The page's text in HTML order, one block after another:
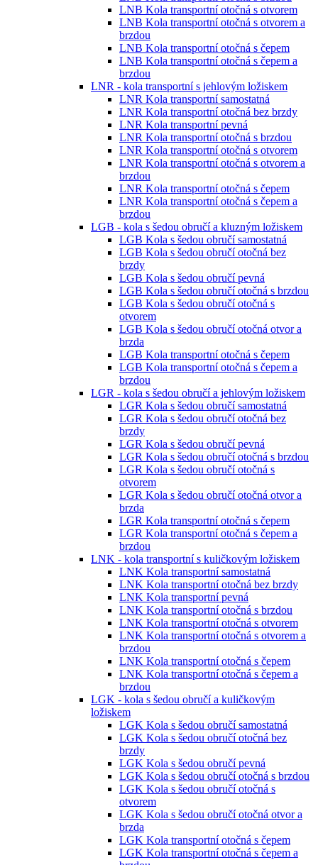
LNB Kola transportní otočná s otvorem
LNB Kola transportní otočná s otvorem a
brzdou
LNB Kola transportní otočná s čepem
LNB Kola transportní otočná s čepem a
brzdou
LNR - kola transportní s jehlovým ložiskem
LNR Kola transportní samostatná
LNR Kola transportní otočná bez brzdy
LNR Kola transportní pevná
LNR Kola transportní otočná s brzdou
LNR Kola transportní otočná s otvorem
LNR Kola transportní otočná s otvorem a
brzdou
LNR Kola transportní otočná s čepem
LNR Kola transportní otočná s čepem a
brzdou
LGB - kola s šedou obručí a kluzným ložiskem
LGB Kola s šedou obručí samostatná
LGB Kola s šedou obručí otočná bez
brzdy
LGB Kola s šedou obručí pevná
LGB Kola s šedou obručí otočná s brzdou
LGB Kola s šedou obručí otočná s
otvorem
LGB Kola s šedou obručí otočná otvor a
brzda
LGB Kola transportní otočná s čepem
LGB Kola transportní otočná s čepem a
brzdou
LGR - kola s šedou obručí a jehlovým ložiskem
LGR Kola s šedou obručí samostatná
LGR Kola s šedou obručí otočná bez
brzdy
LGR Kola s šedou obručí pevná
LGR Kola s šedou obručí otočná s brzdou
LGR Kola s šedou obručí otočná s
otvorem
LGR Kola s šedou obručí otočná otvor a
brzda
LGR Kola transportní otočná s čepem
LGR Kola transportní otočná s čepem a
brzdou
LNK - kola transportní s kuličkovým ložiskem
LNK Kola transportní samostatná
LNK Kola transportní otočná bez brzdy
LNK Kola transportní pevná
LNK Kola transportní otočná s brzdou
LNK Kola transportní otočná s otvorem
LNK Kola transportní otočná s otvorem a
brzdou
LNK Kola transportní otočná s čepem
LNK Kola transportní otočná s čepem a
brzdou
LGK - kola s šedou obručí a kuličkovým
ložiskem
LGK Kola s šedou obručí samostatná
LGK Kola s šedou obručí otočná bez
brzdy
LGK Kola s šedou obručí pevná
LGK Kola s šedou obručí otočná s brzdou
LGK Kola s šedou obručí otočná s
otvorem
LGK Kola s šedou obručí otočná otvor a
brzda
LGK Kola transportní otočná s čepem
LGK Kola transportní otočná s čepem a